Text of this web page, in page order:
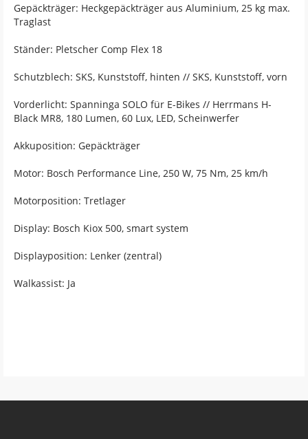
Gepäckträger: Heckgepäckträger aus Aluminium, 25 kg max.
Traglast
Ständer: Pletscher Comp Flex 18
Schutzblech: SKS, Kunststoff, hinten // SKS, Kunststoff, vorn
Vorderlicht: Spanninga SOLO für E-Bikes // Herrmans H-
Black MR8, 180 Lumen, 60 Lux, LED, Scheinwerfer
Akkuposition: Gepäckträger
Motor: Bosch Performance Line, 250 W, 75 Nm, 25 km/h
Motorposition: Tretlager
Display: Bosch Kiox 500, smart system
Displayposition: Lenker (zentral)
Walkassist: Ja